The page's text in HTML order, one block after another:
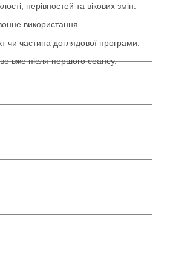
нерівностей та вікових змін.
використання.
чи частина доглядової програми.
вже після першого сеансу.